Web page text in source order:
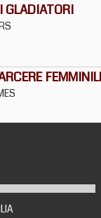
GLADIATORI